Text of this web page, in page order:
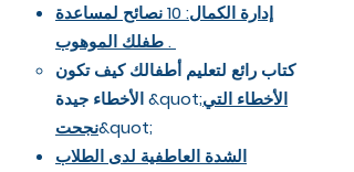
إدارة الكمال: 10 نصائح لمساعدة
طفلك الموهوب .
كتاب رائع لتعليم أطفالك كيف تكون
الأخطاء جيدة &quot;الأخطاء التي
نجحت&quot;
الشدة العاطفية لدى الطلاب